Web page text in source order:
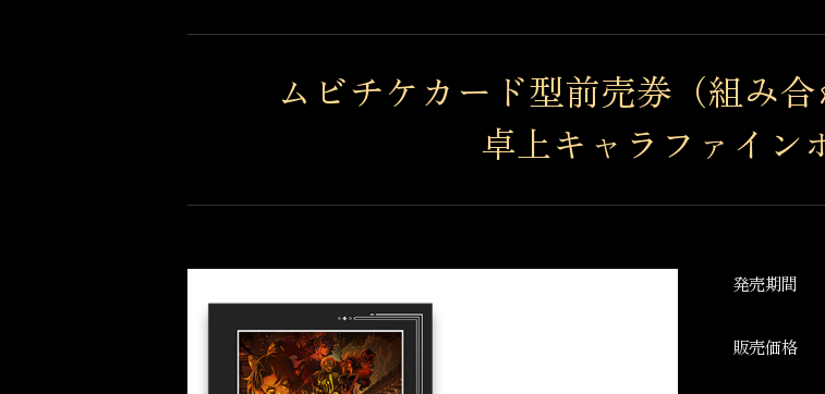
ムビチケカード型前売券 （組み
卓上キャラファイン
発売期間
販売価格